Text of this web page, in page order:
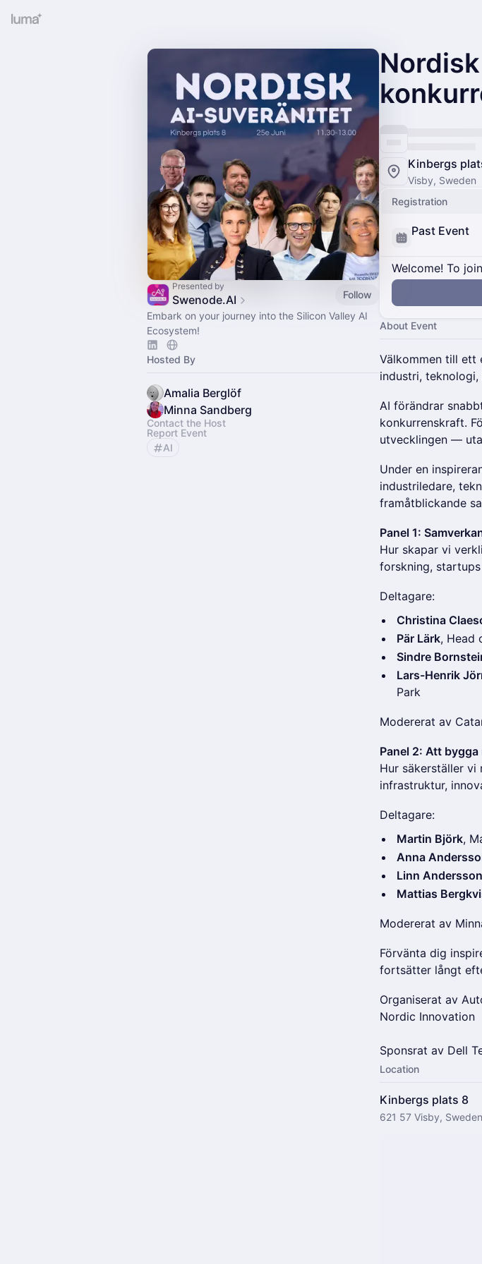
Presented by
Swenode.AI
Follow
Embark on your journey into the Silicon Valley AI
Ecosystem!
Hosted By
Amalia Berglöf
Minna Sandberg
Contact the Host
Report Event
AI
Kinbergs
Visby, Sweden
Registration
Past Event
Welcome! To
About Event
Välkommen till ett
industri,
AI förändrar
konkurrenskraft.
utvecklingen —
Under en
industriledare,
framåtblickande
Panel 1:
Hur skapar vi
forskning,
Deltagare:
Christina
Pär Lärk, Head
Sindre
Lars-Henrik
Park
Modererat av
Panel 2: Att
Hur säkerställer vi
infrastruktur,
Deltagare:
Martin Björk,
Anna
Linn Andersson
Mattias
Modererat av
Förvänta dig
fortsätter långt
Organiserat av
Nordic Innovation
Sponsrat av Dell
Location
Kinbergs plats 8
621 57 Visby, Sweden